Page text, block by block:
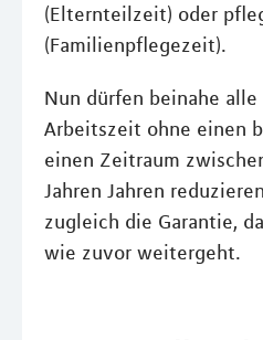
(Elternteilzeit) oder
(Familienpflegezeit).
Nun dürfen beinahe
Arbeitszeit ohne einen
einen Zeitraum
Jahren Jahren
zugleich die Garantie,
wie zuvor weitergeht.